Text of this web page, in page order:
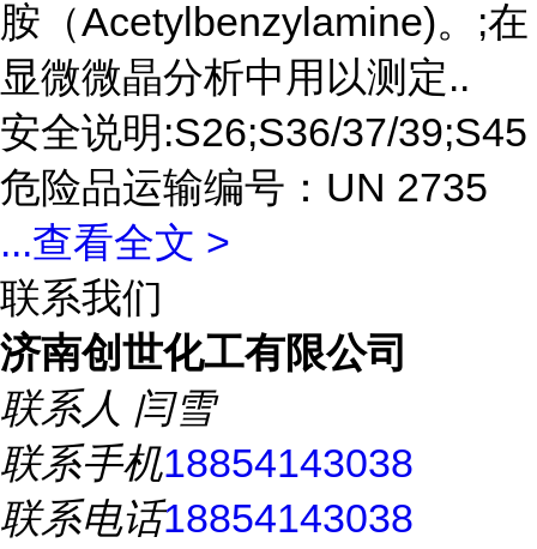
胺（Acetylbenzylamine)。;在
显微微晶分析中用以测定..
安全说明:S26;S36/37/39;S45
危险品运输编号：UN 2735
...查看全文 >
联系我们
济南创世化工有限公司
联系人 闫雪
联系手机18854143038
联系电话18854143038